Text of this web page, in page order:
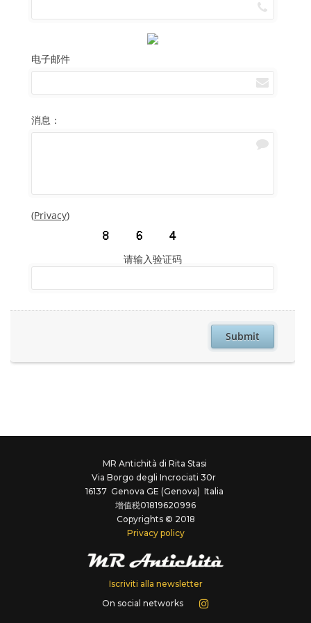
MR Antichità di Rita Stasi
Via Borgo degli Incrociati 30r
16137 Genova GE (Genova) Italia
增值税01819620996
Copyrights © 2018
Privacy policy
Iscriviti alla newsletter
On social networks